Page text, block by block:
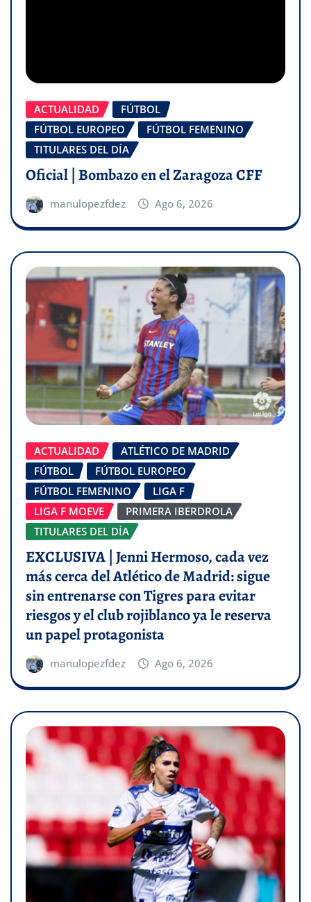
ACTUALIDAD
FÚTBOL
FÚTBOL EUROPEO
FÚTBOL FEMENINO
TITULARES DEL DÍA
Oficial | Bombazo en el Zaragoza CFF
manulopezfdez Ago 6, 2026
ACTUALIDAD
ATLÉTICO DE MADRID
FÚTBOL
FÚTBOL EUROPEO
FÚTBOL FEMENINO
LIGA F
LIGA F MOEVE
PRIMERA IBERDROLA
TITULARES DEL DÍA
EXCLUSIVA | Jenni Hermoso, cada vez
más cerca del Atlético de Madrid: sigue
sin entrenarse con Tigres para evitar
riesgos y el club rojiblanco ya le reserva
un papel protagonista
manulopezfdez Ago 6, 2026